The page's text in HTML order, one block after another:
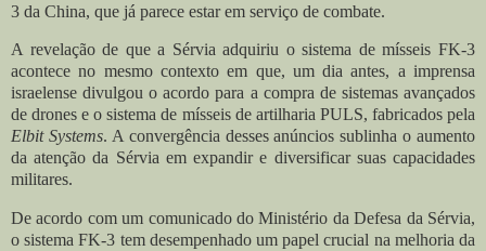
3 da China, que já parece estar em serviço de combate.
A revelação de que a Sérvia adquiriu o sistema de mísseis FK-3
acontece no mesmo contexto em que, um dia antes, a imprensa
israelense divulgou o acordo para a compra de sistemas avançados
de drones e o sistema de mísseis de artilharia PULS, fabricados pela
Elbit Systems. A convergência desses anúncios sublinha o aumento
da atenção da Sérvia em expandir e diversificar suas capacidades
militares.
De acordo com um comunicado do Ministério da Defesa da Sérvia,
o sistema FK-3 tem desempenhado um papel crucial na melhoria da